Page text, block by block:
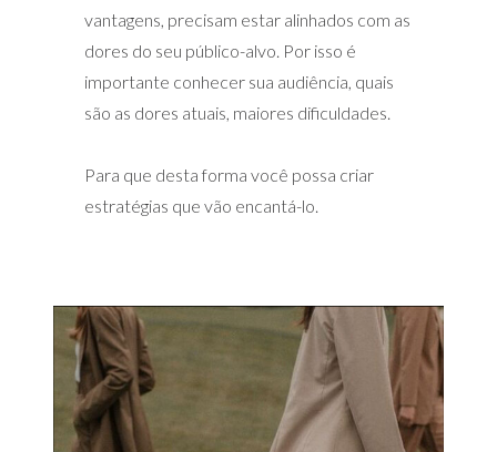
vantagens, precisam estar alinhados com as
dores do seu público-alvo. Por isso é
importante conhecer sua audiência, quais
são as dores atuais, maiores dificuldades.
Para que desta forma você possa criar
estratégias que vão encantá-lo.